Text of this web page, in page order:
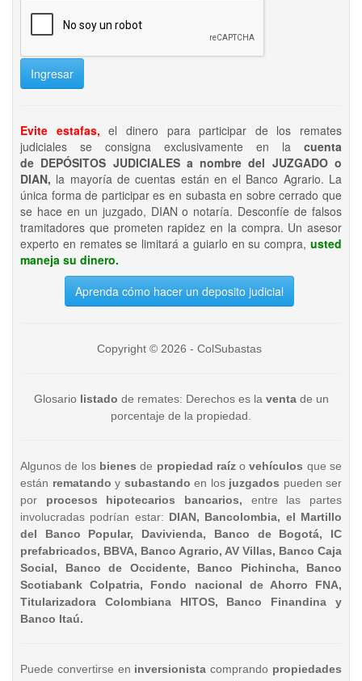
Ingresar
Evite estafas, el dinero para participar de los remates
judiciales se consigna exclusivamente en la cuenta
de DEPÓSITOS JUDICIALES a nombre del JUZGADO o
DIAN, la mayoría de cuentas están en el Banco Agrario. La
única forma de participar es en subasta en sobre cerrado que
se hace en un juzgado, DIAN o notaría. Desconfíe de falsos
tramitadores que prometen rapidez en la compra. Un asesor
experto en remates se limitará a guiarlo en su compra, usted
maneja su dinero.
Aprenda cómo hacer un deposito judicial
Copyright © 2026 - ColSubastas
Glosario listado de remates: Derechos es la ventade un
porcentaje de la propiedad.
Algunos de los bienesde propiedad raízo vehículos que se
están rematando y subastando en los juzgados pueden ser
por procesos hipotecarios bancarios, entre las partes
involucradas podrían estar: DIAN, Bancolombia, el Martillo
del Banco Popular, Davivienda, Banco de Bogotá, IC
prefabricados, BBVA, Banco Agrario, AV Villas, Banco Caja
Social, Banco de Occidente, Banco Pichincha, Banco
Scotiabank Colpatria, Fondo nacional de Ahorro FNA,
Titularizadora Colombiana HITOS, Banco Finandina y
Banco Itaú.
Puede convertirse en inversionista comprando propiedades